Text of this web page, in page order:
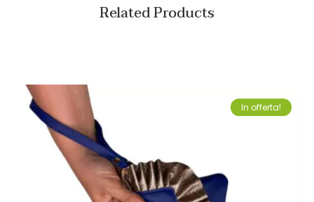
Related Products
In offerta!